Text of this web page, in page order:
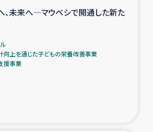
、未来へ―マウベシで開通した新た
向上を通じた子どもの栄養改善事業
援事業